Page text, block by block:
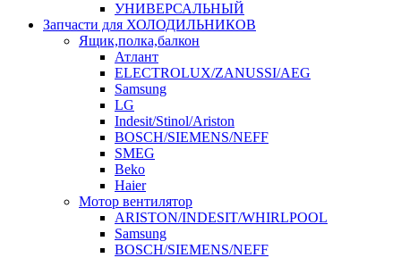
УНИВЕРСАЛЬНЫЙ
Запчасти для ХОЛОДИЛЬНИКОВ
Ящик,полка,балкон
Атлант
ELECTROLUX/ZANUSSI/AEG
Samsung
LG
Indesit/Stinol/Ariston
BOSCH/SIEMENS/NEFF
SMEG
Beko
Haier
Мотор вентилятор
ARISTON/INDESIT/WHIRLPOOL
Samsung
BOSCH/SIEMENS/NEFF